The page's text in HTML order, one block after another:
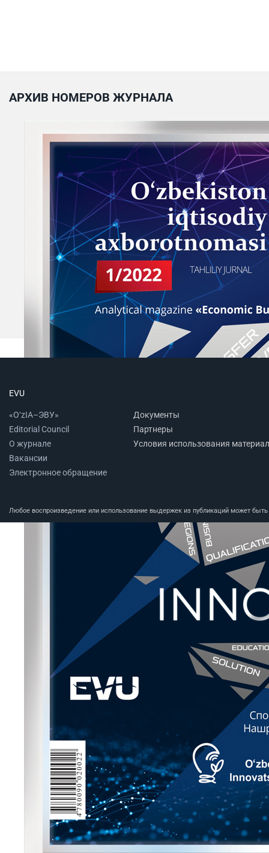
АРХИВ НОМЕРОВ ЖУРНАЛА
EVU
«O‘zIA–ЭВУ»
Editorial Council
О журнале
Вакансии
Электронное обращение
Документы
Партнеры
Условия использования
Любое воспроизведение или использование выдержек из публикаций может